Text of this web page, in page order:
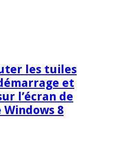
les tuiles
et
l’écran de
8